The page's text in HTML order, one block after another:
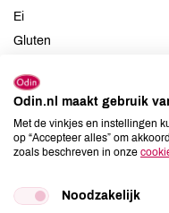
Ei
Gluten
Lupine
Noten
Sesam
Odin.nl maakt gebruik
Met de vinkjes en instellingen
op “Accepteer alles” om
zoals beschreven in onze
Noodzakelijk